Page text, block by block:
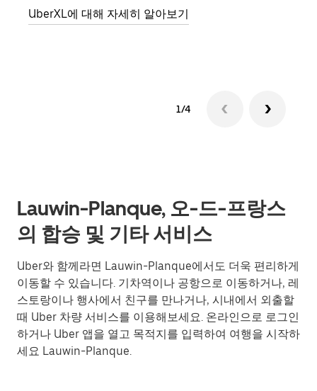
UberXL에 대해 자세히 알아보기
1/4
Lauwin-Planque, 오-드-프랑스
의 합승 및 기타 서비스
Uber와 함께라면 Lauwin-Planque에서도 더욱 편리하게
이동할 수 있습니다. 기차역이나 공항으로 이동하거나, 레
스토랑이나 행사에서 친구를 만나거나, 시내에서 외출할
때 Uber 차량 서비스를 이용해보세요. 온라인으로 로그인
하거나 Uber 앱을 열고 목적지를 입력하여 여행을 시작하
세요 Lauwin-Planque.